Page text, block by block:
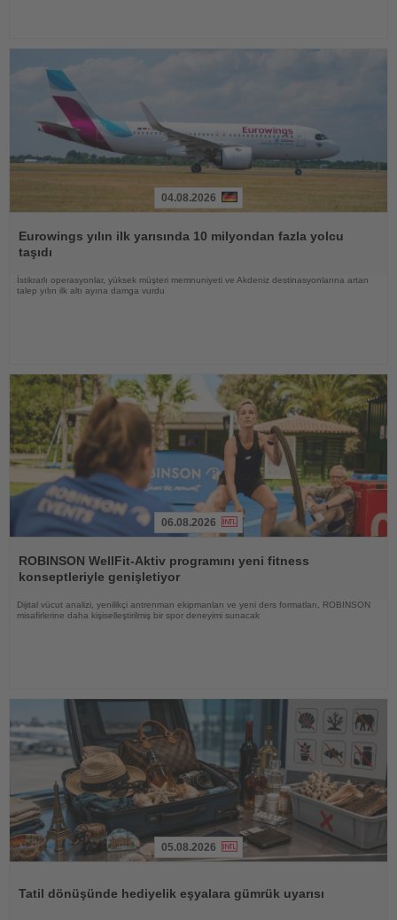
Oku
04.08.2026
Eurowings yılın ilk yarısında 10 milyondan fazla yolcu
taşıdı
İstikrarlı operasyonlar, yüksek müşteri memnuniyeti ve Akdeniz destinasyonlarına artan
talep yılın ilk altı ayına damga vurdu
Oku
06.08.2026
ROBINSON WellFit-Aktiv programını yeni fitness
konseptleriyle genişletiyor
Dijital vücut analizi, yenilikçi antrenman ekipmanları ve yeni ders formatları, ROBINSON
misafirlerine daha kişiselleştirilmiş bir spor deneyimi sunacak
05.08.2026
Tatil dönüşünde hediyelik eşyalara gümrük uyarısı